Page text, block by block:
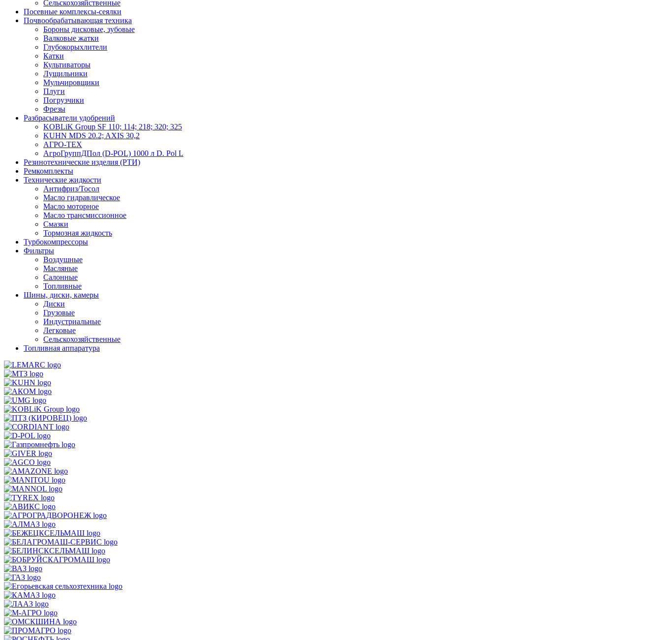
Сельскохозяйственные
Посевные комплексы-сеялки
Почвообрабатывающая техника
Бороны дисковые, зубовые
Валковые жатки
Глубокорыхлители
Катки
Культиваторы
Лущильники
Мульчировщики
Плуги
Погрузчики
Фрезы
Разбрасыватели удобрений
KOBLiK Group SF 110; 114; 218; 320; 325
KUHN MDS 20.2; AXIS 30,2
АГРО-ТЕХ
АгроГруппДПол (D-POL) 1000 л D. Pol L
Резинотехнические изделия (РТИ)
Ремкомплекты
Технические жидкости
Антифриз/Тосол
Масло гидравлическое
Масло моторное
Масло трансмиссионное
Смазки
Тормозная жидкость
Турбокомпрессоры
Фильтры
Воздушные
Масляные
Салонные
Топливные
Шины, диски, камеры
Диски
Грузовые
Индустриальные
Легковые
Сельскохозяйственные
Топливная аппаратура